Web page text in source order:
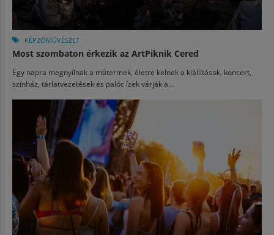
KÉPZŐMŰVÉSZET
Most szombaton érkezik az ArtPiknik Cered
Egy napra megnyílnak a műtermek, életre kelnek a kiállítások, koncert,
színház, tárlatvezetések és palóc ízek várják a...